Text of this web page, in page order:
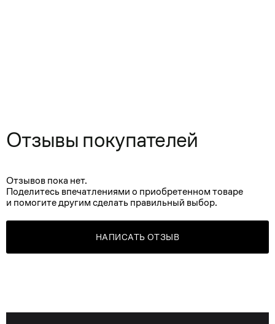
Отзывы покупателей
Отзывов пока нет.
Поделитесь впечатлениями о приобретенном товаре
и помогите другим сделать правильный выбор.
НАПИСАТЬ ОТЗЫВ